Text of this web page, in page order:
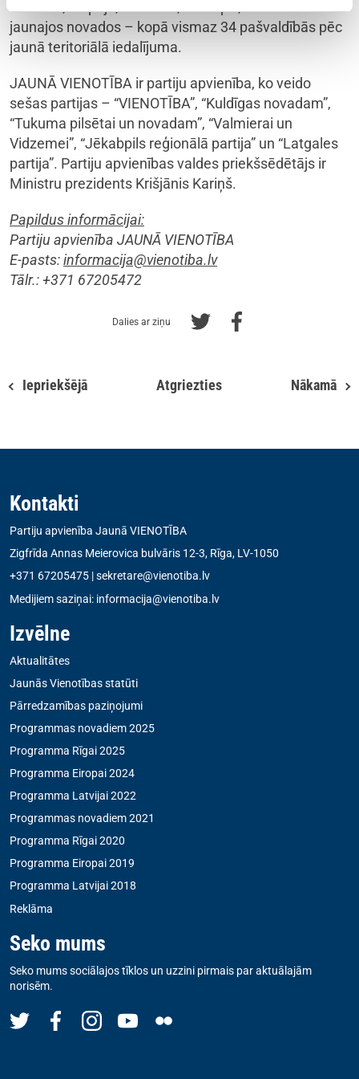
Jūrmalā, Liepājā, Rēzeknē, Ventspilī, un vismaz 29
jaunajos novados – kopā vismaz 34 pašvaldībās pēc
jaunā teritoriālā iedalījuma.
JAUNĀ VIENOTĪBA ir partiju apvienība, ko veido
sešas partijas – “VIENOTĪBA”, “Kuldīgas novadam”,
“Tukuma pilsētai un novadam”, “Valmierai un
Vidzemei”, “Jēkabpils reģionālā partija” un “Latgales
partija”. Partiju apvienības valdes priekšsēdētājs ir
Ministru prezidents Krišjānis Kariņš.
Papildus informācijai:
Partiju apvienība JAUNĀ VIENOTĪBA
E-pasts:informacija@vienotiba.lv
Tālr.: +371 67205472
Dalies ar ziņu
Iepriekšējā Atgriezties Nākamā
Kontakti
Partiju apvienība Jaunā VIENOTĪBA
Zigfrīda Annas Meierovica bulvāris 12-3, Rīga, LV-1050
+371 67205475 |sekretare@vienotiba.lv
Medijiem saziņai: informacija@vienotiba.lv
Izvēlne
Aktualitātes
Jaunās Vienotības statūti
Pārredzamības paziņojumi
Programmas novadiem 2025
Programma Rīgai 2025
Programma Eiropai 2024
Programma Latvijai 2022
Programmas novadiem 2021
Programma Rīgai 2020
Programma Eiropai 2019
Programma Latvijai 2018
Reklāma
Seko mums
Seko mums sociālajos tīklos un uzzini pirmais par aktuālajām
norisēm.